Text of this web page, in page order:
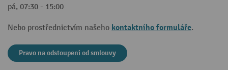
pá, 07:30 - 15:00
Nebo prostřednictvím našeho kontaktního formuláře.
Pravo na odstoupeni od smlouvy